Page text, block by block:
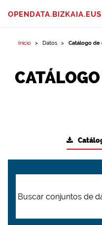
OPENDATA.BIZKAIA.EUS
Inicio Datos Catálogo de